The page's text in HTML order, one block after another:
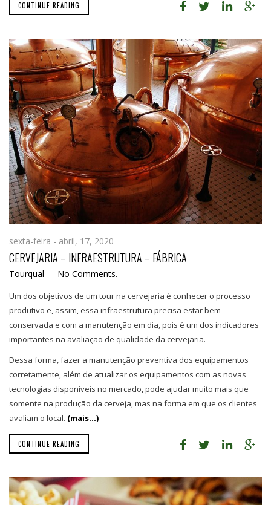
CONTINUE READING
sexta-feira - abril, 17, 2020
CERVEJARIA – INFRAESTRUTURA – FÁBRICA
Tourqual - - No Comments.
Um dos objetivos de um tour na cervejaria é conhecer o processo
produtivo e, assim, essa infraestrutura precisa estar bem
conservada e com a manutenção em dia, pois é um dos indicadores
importantes na avaliação de qualidade da cervejaria.
Dessa forma, fazer a manutenção preventiva dos equipamentos
corretamente, além de atualizar os equipamentos com as novas
tecnologias disponíveis no mercado, pode ajudar muito mais que
somente na produção da cerveja, mas na forma em que os clientes
avaliam o local. (mais…)
CONTINUE READING